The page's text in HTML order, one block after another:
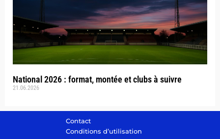
National 2026 : format, montée et clubs à suivre
21.06.2026
Contact
Conditions d’utilisation